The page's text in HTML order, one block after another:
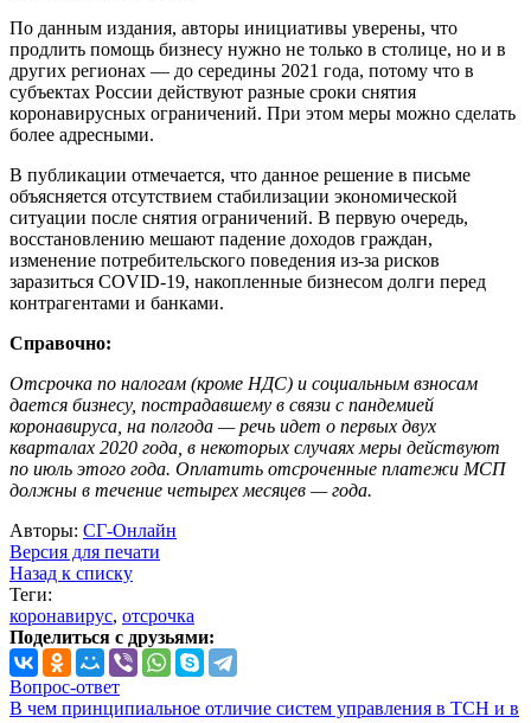
По данным издания, авторы инициативы уверены, что
продлить помощь бизнесу нужно не только в столице, но и в
других регионах — до середины 2021 года, потому что в
субъектах России действуют разные сроки снятия
коронавирусных ограничений. При этом меры можно сделать
более адресными.
В публикации отмечается, что данное решение в письме
объясняется отсутствием стабилизации экономической
ситуации после снятия ограничений. В первую очередь,
восстановлению мешают падение доходов граждан,
изменение потребительского поведения из-за рисков
заразиться COVID-19, накопленные бизнесом долги перед
контрагентами и банками.
Справочно:
Отсрочка по налогам (кроме НДС) и социальным взносам
дается бизнесу, пострадавшему в связи с пандемией
коронавируса, на полгода — речь идет о первых двух
кварталах 2020 года, в некоторых случаях меры действуют
по июль этого года. Оплатить отсроченные платежи МСП
должны в течение четырех месяцев — года.
Авторы: СГ-Онлайн
Версия для печати
Назад к списку
Теги:
коронавирус, отсрочка
Поделиться с друзьями:
Вопрос-ответ
В чем принципиальное отличие систем управления в ТСН и в